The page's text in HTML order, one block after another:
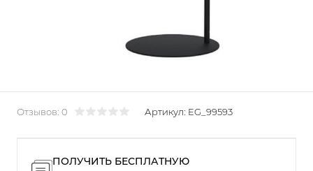
Отзывов: 0 Артикул: EG_99593
ПОЛУЧИТЬ БЕСПЛАТНУЮ